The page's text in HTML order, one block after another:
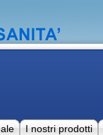
I nostri prodotti